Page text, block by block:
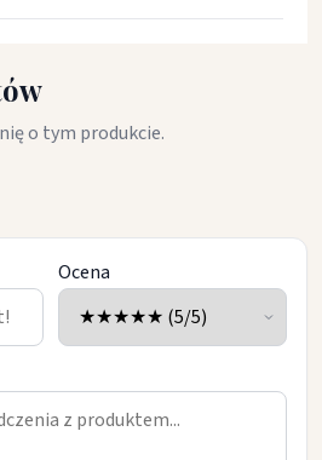
o tym produkcie.
Ocena